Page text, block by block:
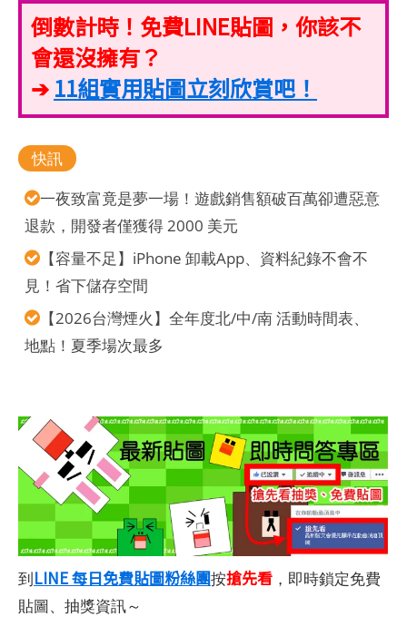
倒數計時！免費LINE貼圖，你該不
會還沒擁有？
➔ 11組實用貼圖立刻欣賞吧！
快訊
一夜致富竟是夢一場！遊戲銷售額破百萬卻遭惡意
退款，開發者僅獲得 2000 美元
【容量不足】iPhone 卸載App、資料紀錄不會不
見！省下儲存空間
【2026台灣煙火】全年度北/中/南 活動時間表、
地點！夏季場次最多
到LINE 每日免費貼圖粉絲團按搶先看 ，即時鎖定免費
貼圖、抽獎資訊～